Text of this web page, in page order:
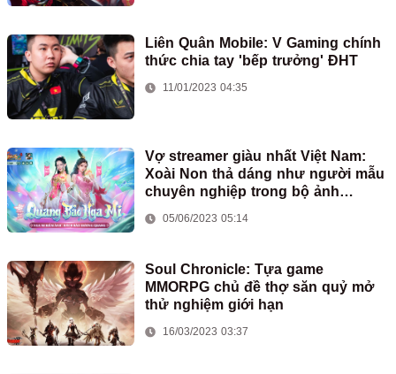
Liên Quân Mobile: V Gaming chính
thức chia tay 'bếp trưởng' ĐHT
11/01/2023 04:35
Vợ streamer giàu nhất Việt Nam:
Xoài Non thả dáng như người mẫu
chuyên nghiệp trong bộ ảnh
Origin
05/06/2023 05:14
Soul Chronicle: Tựa game
MMORPG chủ đề thợ săn quỷ mở
thử nghiệm giới hạn
16/03/2023 03:37